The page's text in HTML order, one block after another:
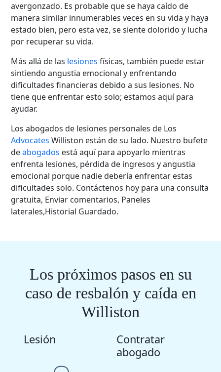
avergonzado. Es probable que se haya caído de
manera similar innumerables veces en su vida y haya
estado bien, pero esta vez, se siente dolorido y lucha
por recuperar su vida.
Más allá de las lesiones físicas, también puede estar
sintiendo angustia emocional y enfrentando
dificultades financieras debido a sus lesiones. No
tiene que enfrentar esto solo; estamos aquí para
ayudar.
Los abogados de lesiones personales de Los
Advocates Williston están de su lado. Nuestro bufete
deabogados está aquí para apoyarlo mientras
enfrenta lesiones, pérdida de ingresos y angustia
emocional porque nadie debería enfrentar estas
dificultades solo. Contáctenos hoy para una consulta
gratuita, Enviar comentarios, Paneles
laterales,Historial Guardado.
Los próximos pasos en su
caso de resbalón y caída en
Williston
Lesión
Contratar
abogado